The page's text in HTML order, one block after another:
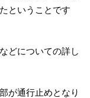
ということです
どについての詳し
が通行止めとなり